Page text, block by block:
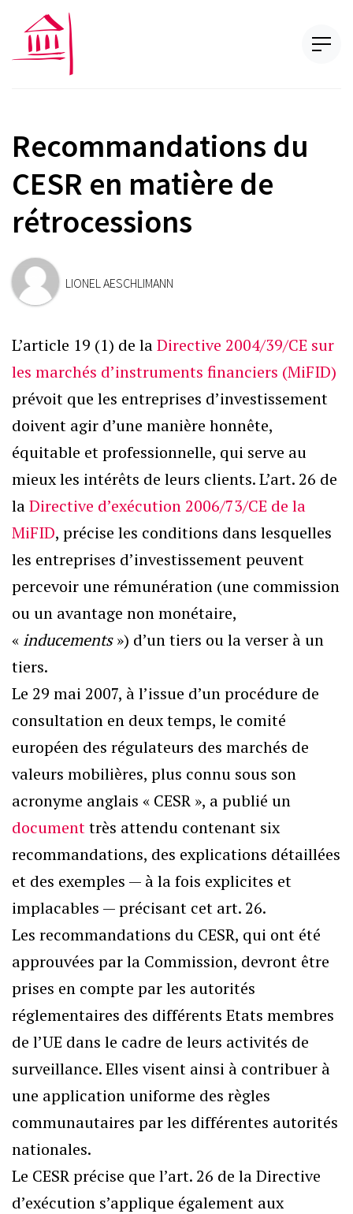
Recommandations du
CESR en matière de
rétrocessions
LIONEL AESCHLIMANN
L’article 19 (1) de laDirective 2004/39/CE sur
les marchés d’instruments financiers (MiFID)
prévoit que les entreprises d’investissement
doivent agir d’une manière honnête,
équitable et professionnelle, qui serve au
mieux les intérêts de leurs clients. L’art. 26 de
laDirective d’exécution 2006/73/CE de la
MiFID, précise les conditions dans lesquelles
les entreprises d’investissement peuvent
percevoir une rémunération (une commission
ou un avantage non monétaire,
« inducements») d’un tiers ou la verser à un
tiers.
Le 29 mai 2007, à l’issue d’un procédure de
consultation en deux temps, le comité
européen des régulateurs des marchés de
valeurs mobilières, plus connu sous son
acronyme anglais « CESR », a publié un
documenttrès attendu contenant six
recommandations, des explications détaillées
et des exemples — à la fois explicites et
implacables — précisant cet art. 26.
Les recommandations du CESR, qui ont été
approuvées par la Commission, devront être
prises en compte par les autorités
réglementaires des différents Etats membres
de l’UE dans le cadre de leurs activités de
surveillance. Elles visent ainsi à contribuer à
une application uniforme des règles
communautaires par les différentes autorités
nationales.
Le CESR précise que l’art. 26 de la Directive
d’exécution s’applique également aux